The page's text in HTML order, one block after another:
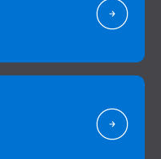
」を参照してくださ